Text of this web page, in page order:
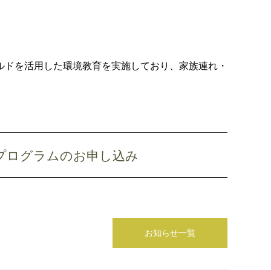
を活用した環境教育を実施しており、家族連れ・
ログラムのお申し込み
お知らせ一覧